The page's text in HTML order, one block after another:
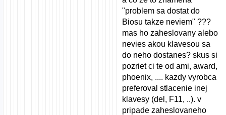
"problem sa dostat do
Biosu takze neviem" ???
mas ho zaheslovany alebo
nevies akou klavesou sa
do neho dostanes? skus si
pozriet ci te od ami, award,
phoenix, .... kazdy vyrobca
preferoval stlacenie inej
klavesy (del, F11, ..). v
pripade zaheslovaneho